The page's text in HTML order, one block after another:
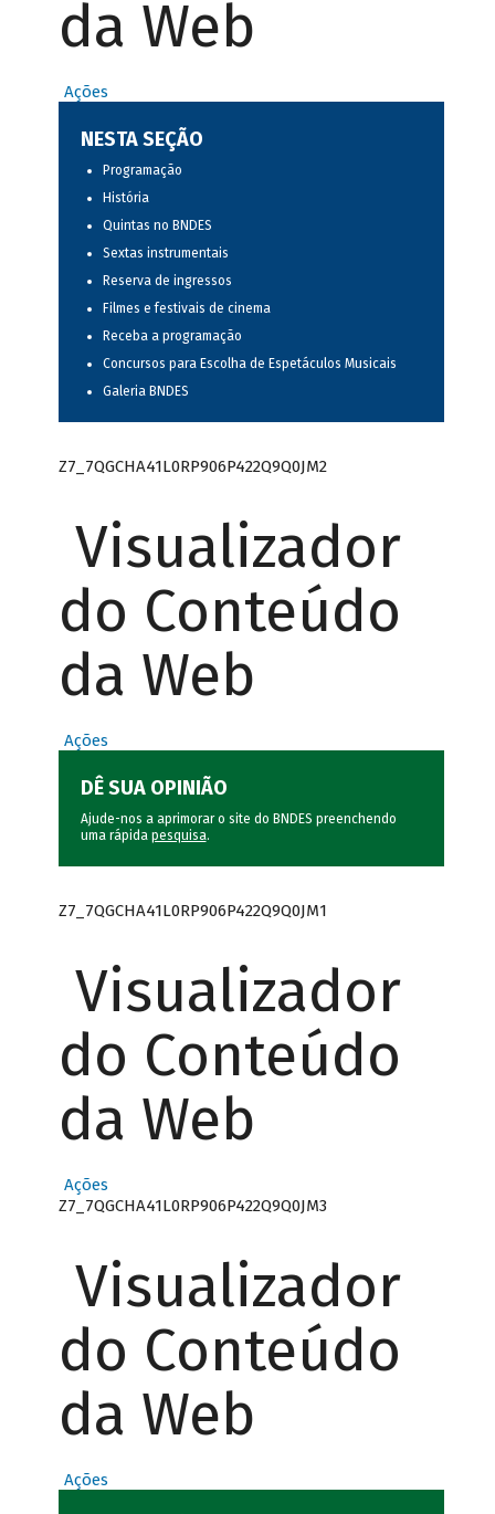
da Web
Ações
NESTA SEÇÃO
Programação
História
Quintas no BNDES
Sextas instrumentais
Reserva de ingressos
Filmes e festivais de cinema
Receba a programação
Concursos para Escolha de Espetáculos Musicais
Galeria BNDES
Z7_7QGCHA41L0RP906P422Q9Q0JM2
Visualizador
do Conteúdo
da Web
Ações
DÊ SUA OPINIÃO
Ajude-nos a aprimorar o site do BNDES preenchendo
uma rápida pesquisa.
Z7_7QGCHA41L0RP906P422Q9Q0JM1
Visualizador
do Conteúdo
da Web
Ações
Z7_7QGCHA41L0RP906P422Q9Q0JM3
Visualizador
do Conteúdo
da Web
Ações